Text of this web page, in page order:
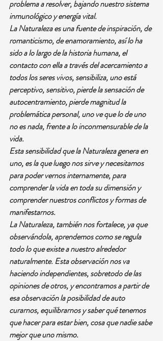
problema a resolver, bajando nuestro sistema
inmunológico y energía vital.
La Naturaleza es una fuente de inspiración, de
romanticismo, de enamoramiento, así lo ha
sido a lo largo de la historia humana, el
contacto con ella a través del acercamiento a
todos los seres vivos, sensibiliza, uno está
perceptivo, sensitivo, pierde la sensación de
autocentramiento, pierde magnitud la
problemática personal, uno ve que lo de uno
no es nada, frente a lo inconmensurable de la
vida.
Esta sensibilidad que la Naturaleza genera en
uno, es la que luego nos sirve y necesitamos
para poder vernos internamente, para
comprender la vida en toda su dimensión y
comprender nuestros conflictos y formas de
manifestarnos.
La Naturaleza, también nos fortalece, ya que
observándola, aprendemos como se regula
todo lo que existe a nuestro alrededor
naturalmente. Esta observación nos va
haciendo independientes, sobretodo de las
opiniones de otros, y encontramos a partir de
esa observación la posibilidad de auto
curarnos, equilibrarnos y saber qué tenemos
que hacer para estar bien, cosa que nadie sabe
mejor que uno mismo.